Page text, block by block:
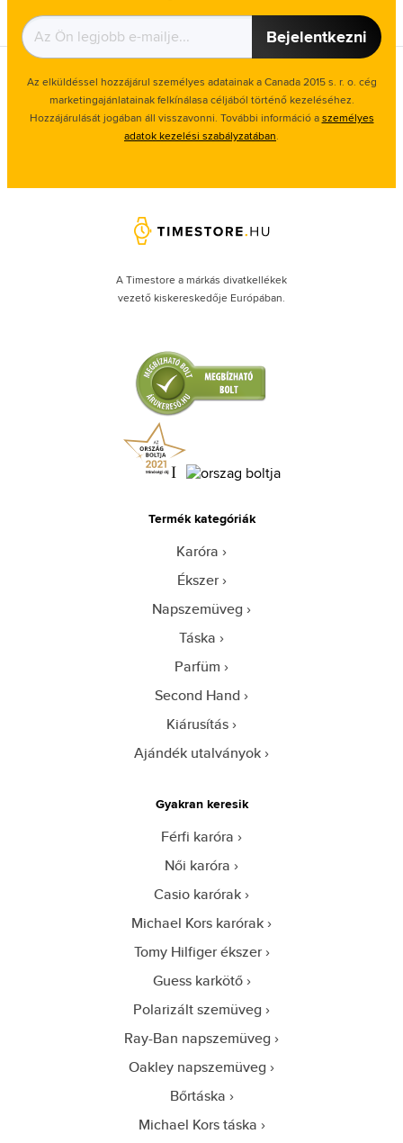
Bejelentkezni
Az elküldéssel hozzájárul személyes adatainak a Canada 2015 s. r. o. cég
marketingajánlatainak felkínálasa céljából történő kezeléséhez.
Hozzájárulását jogában áll visszavonni. További információ aszemélyes
adatok kezelési szabályzatában.
A Timestore a márkás divatkellékek
vezető kiskereskedője Európában.
Termék kategóriák
Karóra
Ékszer
Napszemüveg
Táska
Parfüm
Second Hand
Kiárusítás
Ajándék utalványok
Gyakran keresik
Férfi karóra
Női karóra
Casio karórak
Michael Kors karórak
Tomy Hilfiger ékszer
Guess karkötő
Polarizált szemüveg
Ray-Ban napszemüveg
Oakley napszemüveg
Bőrtáska
Michael Kors táska